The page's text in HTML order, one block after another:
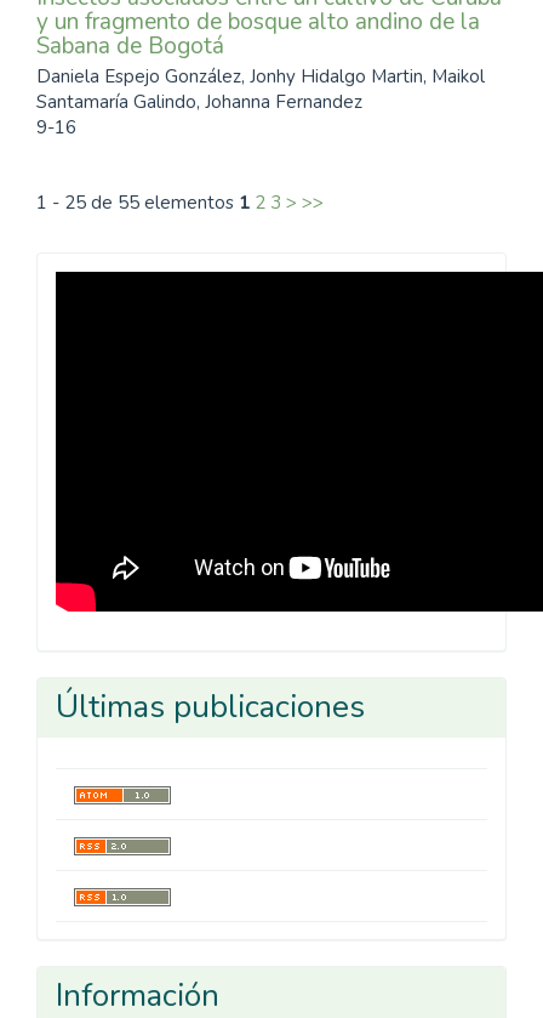
y un fragmento de bosque alto andino de la
Sabana de Bogotá
Daniela Espejo González, Jonhy Hidalgo Martin, Maikol
Santamaría Galindo, Johanna Fernandez
9-16
1 - 25 de 55 elementos 1 2 3 > >>
Revista
Últimas publicaciones
Información